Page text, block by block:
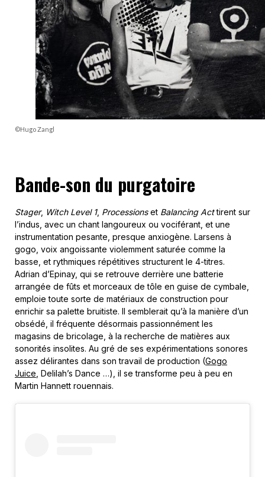
©Hugo Zangl
Bande-son du purgatoire
Stager, Witch Level 1, Processionset Balancing Acttirent sur
l’indus, avec un chant langoureux ou vociférant, et une
instrumentation pesante, presque anxiogène. Larsens à
gogo, voix angoissante violemment saturée comme la
basse, et rythmiques répétitives structurent le 4-titres.
Adrian d’Epinay, qui se retrouve derrière une batterie
arrangée de fûts et morceaux de tôle en guise de cymbale,
emploie toute sorte de matériaux de construction pour
enrichir sa palette bruitiste. Il semblerait qu’à la manière d’un
obsédé, il fréquente désormais passionnément les
magasins de bricolage, à la recherche de matières aux
sonorités insolites. Au gré de ses expérimentations sonores
assez délirantes dans son travail de production (Gogo
Juice , Delilah’s Dance …), il se transforme peu à peu en
Martin Hannett rouennais.